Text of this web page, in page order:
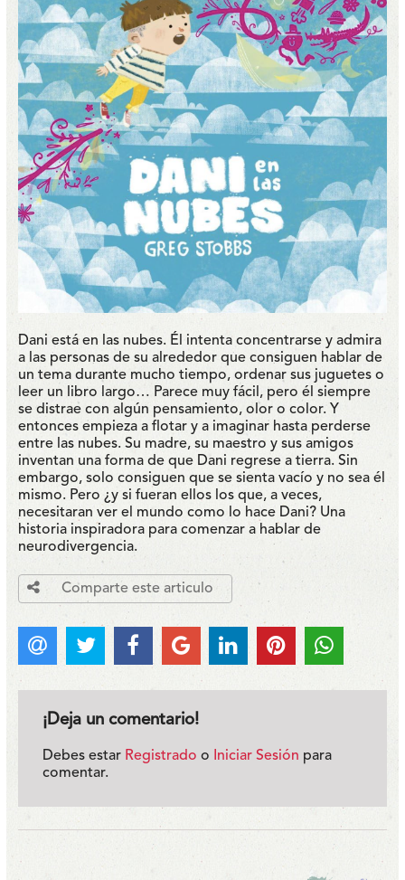
Dani está en las nubes. Él intenta concentrarse y admira
a las personas de su alrededor que consiguen hablar de
un tema durante mucho tiempo, ordenar sus juguetes o
leer un libro largo… Parece muy fácil, pero él siempre
se distrae con algún pensamiento, olor o color. Y
entonces empieza a flotar y a imaginar hasta perderse
entre las nubes. Su madre, su maestro y sus amigos
inventan una forma de que Dani regrese a tierra. Sin
embargo, solo consiguen que se sienta vacío y no sea él
mismo. Pero ¿y si fueran ellos los que, a veces,
necesitaran ver el mundo como lo hace Dani? Una
historia inspiradora para comenzar a hablar de
neurodivergencia.
Comparte este articulo
¡Deja un comentario!
Debes estar Registrado o Iniciar Sesión para
comentar.